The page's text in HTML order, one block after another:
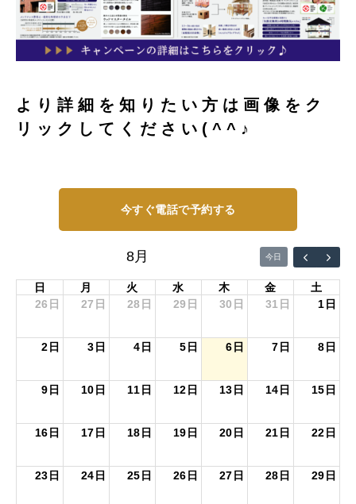
より詳細を知りたい方は画像をク
リックしてください(^^♪
今すぐ電話で予約する
8月 今日
日 月 火 水 木 金
土
26日
27日 28日 29日 30日 31日 1日
2日 3日 4日 5日 6日 7日 8日
9日 10日 11日 12日 13日 14日 15日
16日 17日 18日 19日 20日 21日 22日
23日 24日 25日 26日 27日 28日 29日